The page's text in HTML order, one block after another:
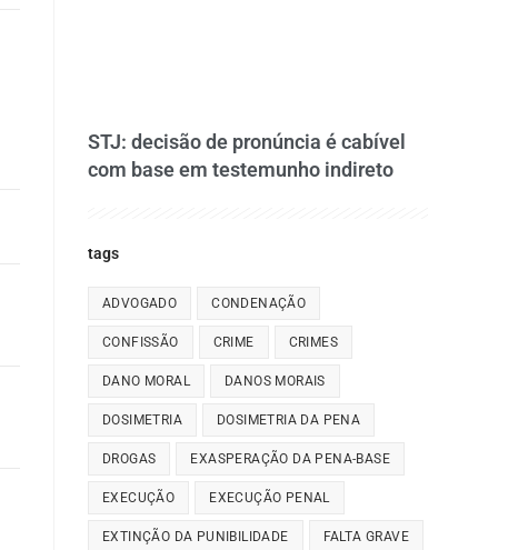
STJ: decisão de pronúncia é cabível
com base em testemunho indireto
tags
ADVOGADO CONDENAÇÃO
CONFISSÃO CRIME CRIMES
DANO MORAL DANOS MORAIS
DOSIMETRIA DOSIMETRIA DA PENA
DROGAS EXASPERAÇÃO DA PENA-BASE
EXECUÇÃO EXECUÇÃO PENAL
EXTINÇÃO DA PUNIBILIDADE FALTA GRAVE